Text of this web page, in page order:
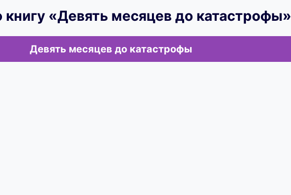
«Девять месяцев до катастрофы»
Девять месяцев до катастрофы